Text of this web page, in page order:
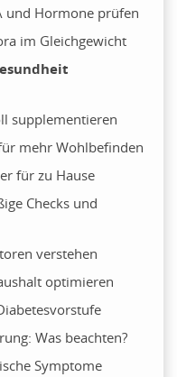
und Hormone prüfen
im Gleichgewicht
supplementieren
mehr Wohlbefinden
für zu Hause
Checks und
verstehen
optimieren
Was beachten?
Symptome